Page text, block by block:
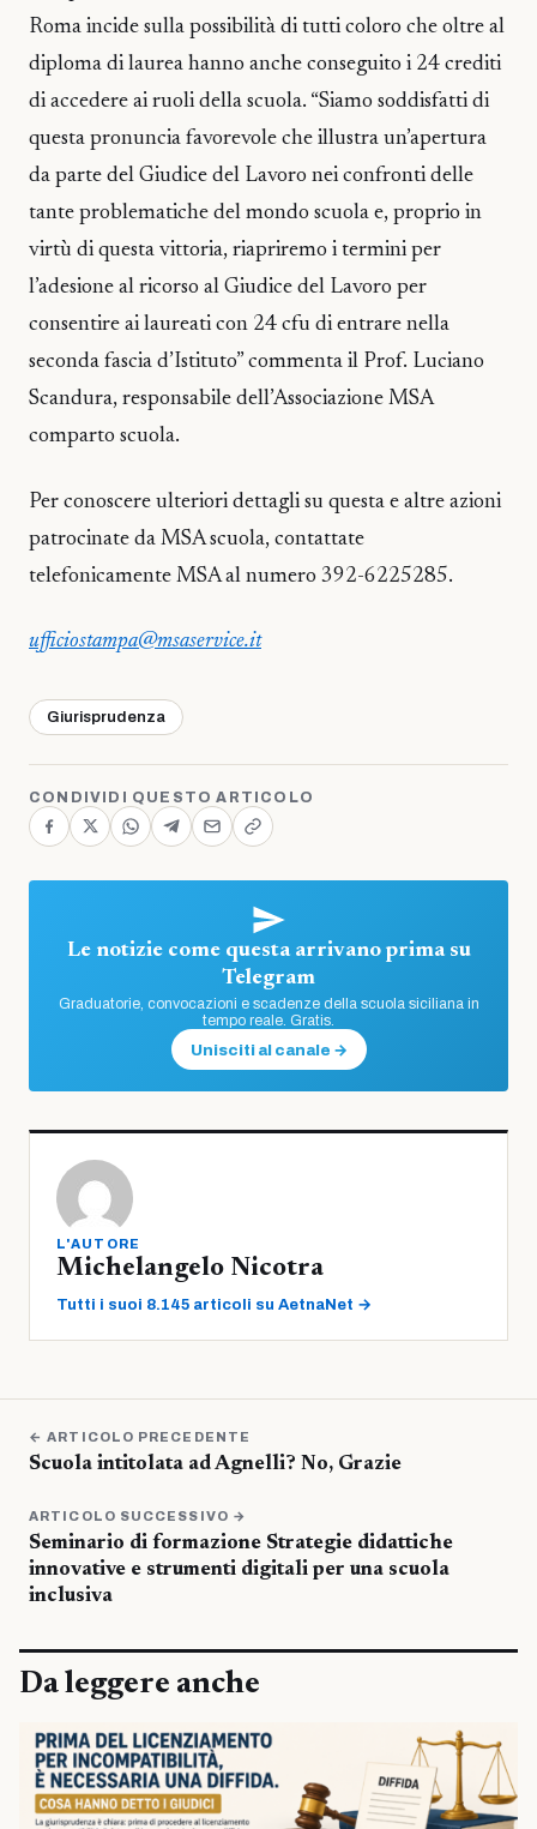
Roma incide sulla possibilità di tutti coloro che oltre al
diploma di laurea hanno anche conseguito i 24 crediti
di accedere ai ruoli della scuola. “Siamo soddisfatti di
questa pronuncia favorevole che illustra un’apertura
da parte del Giudice del Lavoro nei confronti delle
tante problematiche del mondo scuola e, proprio in
virtù di questa vittoria, riapriremo i termini per
l’adesione al ricorso al Giudice del Lavoro per
consentire ai laureati con 24 cfu di entrare nella
seconda fascia d’Istituto” commenta il Prof. Luciano
Scandura, responsabile dell’Associazione MSA
comparto scuola.
Per conoscere ulteriori dettagli su questa e altre azioni
patrocinate da MSA scuola, contattate
telefonicamente MSA al numero 392-6225285.
ufficiostampa@msaservice.it
Giurisprudenza
CONDIVIDI QUESTO ARTICOLO
Le notizie come questa arrivano prima su
Telegram
Graduatorie, convocazioni e scadenze della scuola siciliana in
tempo reale. Gratis.
Unisciti al canale →
L'AUTORE
Michelangelo Nicotra
Tutti i suoi 8.145 articoli su AetnaNet →
← ARTICOLO PRECEDENTE
Scuola intitolata ad Agnelli? No, Grazie
ARTICOLO SUCCESSIVO →
Seminario di formazione Strategie didattiche
innovative e strumenti digitali per una scuola
inclusiva
Da leggere anche